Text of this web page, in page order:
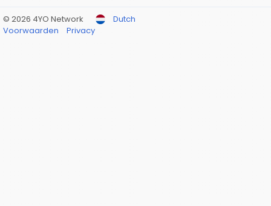
© 2026 4YO Network
Dutch
Voorwaarden
Privacy